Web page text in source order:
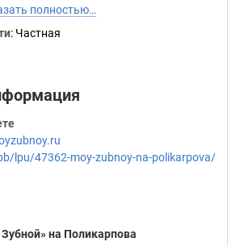
полностью…
: Частная
lpu/47362-moy-zubnoy-na-polikarpova/
на Поликарпова